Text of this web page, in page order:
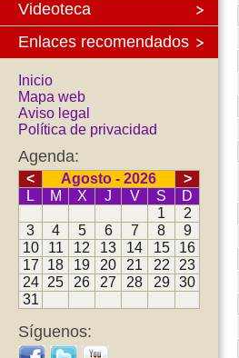
Videoteca
Enlaces recomendados
Inicio
Mapa web
Aviso legal
Política de privacidad
Agenda:
< Agosto - 2026
>
L
M X J V S
D
1
2
3
4 5 6 7 8
9
10
11 12 13 14 15
16
17
18 19 20 21 22
23
24
25 26 27 28 29
30
31
Síguenos: